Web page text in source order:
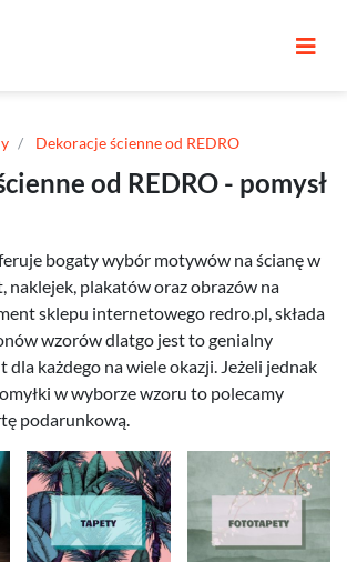
Dekoracje ścienne od REDRO
od REDRO - pomysł
bogaty wybór motywów na ścianę w
naklejek, plakatów oraz obrazów na
sklepu internetowego redro.pl, składa
wzorów dlatgo jest to genialny
dla każdego na wiele okazji. Jeżeli jednak
w wyborze wzoru to polecamy
podarunkową.